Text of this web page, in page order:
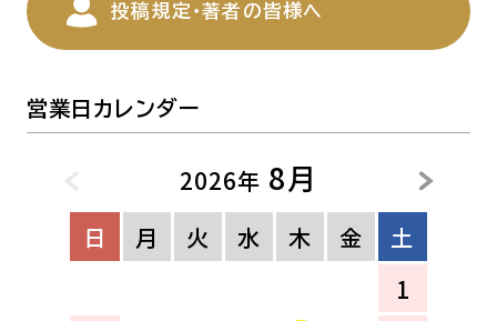
投稿規定・著者の皆様へ
営業日カレンダー
2026年 8月
日 月 火 水 木 金
土
1